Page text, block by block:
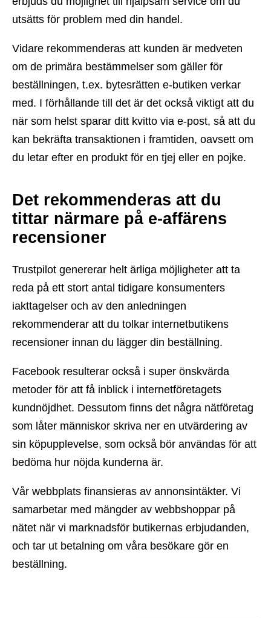
utsätts för problem med din handel.
Vidare rekommenderas att kunden är medveten
om de primära bestämmelser som gäller för
beställningen, t.ex. bytesrätten e-butiken verkar
med. I förhållande till det är det också viktigt att du
när som helst sparar ditt kvitto via e-post, så att du
kan bekräfta transaktionen i framtiden, oavsett om
du letar efter en produkt för en tjej eller en pojke.
Det rekommenderas att du
tittar närmare på e-affärens
recensioner
Trustpilot genererar helt ärliga möjligheter att ta
reda på ett stort antal tidigare konsumenters
iakttagelser och av den anledningen
rekommenderar att du tolkar internetbutikens
recensioner innan du lägger din beställning.
Facebook resulterar också i super önskvärda
metoder för att få inblick i internetföretagets
kundnöjdhet. Dessutom finns det några nätföretag
som låter människor skriva ner en utvärdering av
sin köpupplevelse, som också bör användas för att
bedöma hur nöjda kunderna är.
Vår webbplats finansieras av annonsintäkter. Vi
samarbetar med mängder av webbshoppar på
nätet när vi marknadsför butikernas erbjudanden,
och tar ut betalning om våra besökare gör en
beställning.